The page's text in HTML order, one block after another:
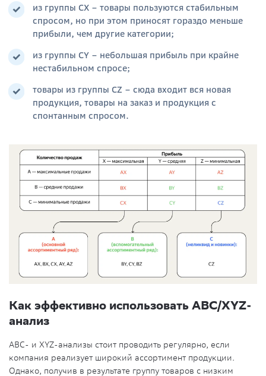
из группы СХ – товары пользуются стабильным
спросом, но при этом приносят гораздо меньше
прибыли, чем другие категории;
из группы CY – небольшая прибыль при крайне
нестабильном спросе;
товары из группы CZ – сюда входит вся новая
продукция, товары на заказ и продукция с
спонтанным спросом.
Как эффективно использовать АВС/XYZ-
анализ
АВС- и XYZ-анализы стоит проводить регулярно, если
компания реализует широкий ассортимент продукции.
Однако, получив в результате группу товаров с низким